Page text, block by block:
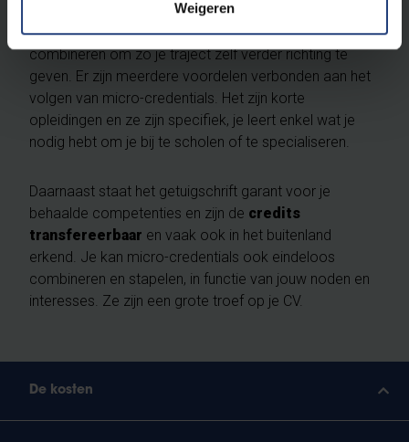
Weigeren
eerder het begin. Micro-credentials zijn blokjes die je
doorheen je leven en je carrière kan opstapelen en
combineren om zo je traject zelf verder richting te
geven. Er zijn meerdere voordelen verbonden aan het
volgen van micro-credentials. Het zijn korte
opleidingen en ze zijn specifiek, je leert enkel wat je
nodig hebt om je bij te scholen of te specialiseren.
Daarnaast staat het getuigschrift garant voor je
behaalde competenties en zijn de credits
transfereerbaar en vaak ook in het buitenland
erkend. Je kan micro-credentials ook eindeloos
combineren en stapelen, in functie van jouw noden en
interesses. Ze zijn een grote troef op je CV.
De kosten